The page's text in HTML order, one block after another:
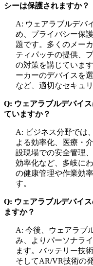
シーは保護されますか？
A: ウェアラブルデバ
め、プライバシー保
題です。多くのメー
ティパッチの提供、
の対策を講じていま
ーカーのデバイスを
など、適切なセキュ
Q: ウェアラブルデバイ
ていますか？
A: ビジネス分野では
よる効率化、医療・
設現場での安全管理
効率化など、多岐に
の健康管理や作業効
す。
Q: ウェアラブルデバイ
ますか？
A: 今後、ウェアラブ
み、よりパーソナラ
ます。バッテリー技
そしてAR/VR技術の